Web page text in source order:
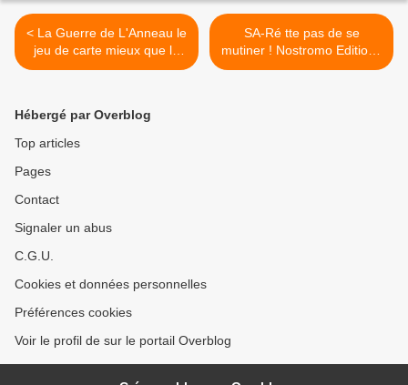
< La Guerre de L'Anneau le
jeu de carte mieux que le
jeu de plateau ? Ares
SA-Ré tte pas de se
mutiner ! Nostromo Editions
>
Hébergé par Overblog
Top articles
Pages
Contact
Signaler un abus
C.G.U.
Cookies et données personnelles
Préférences cookies
Voir le profil de sur le portail Overblog